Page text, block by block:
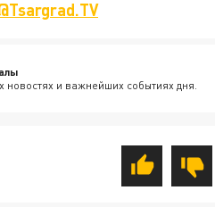
новостях и важнейших событиях дня.